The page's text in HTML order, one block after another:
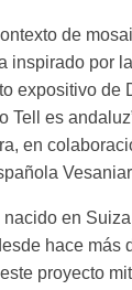
de
inspirado por
expositivo de
Tell es
en
nacido en
hace más
proyecto